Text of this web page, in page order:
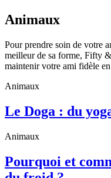
Animaux
Pour prendre soin de votre
meilleur de sa forme, Fifty
maintenir votre ami fidèle
Animaux
Le Doga : du
Animaux
Pourquoi et